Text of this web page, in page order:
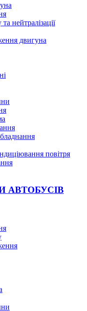
нейтралізації
двигуна
повітря
АВТОБУСІВ